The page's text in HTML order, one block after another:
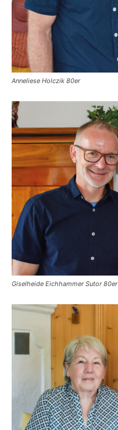
Anneliese Holczik 80er
Giselheide Eichhammer Sutor 80er